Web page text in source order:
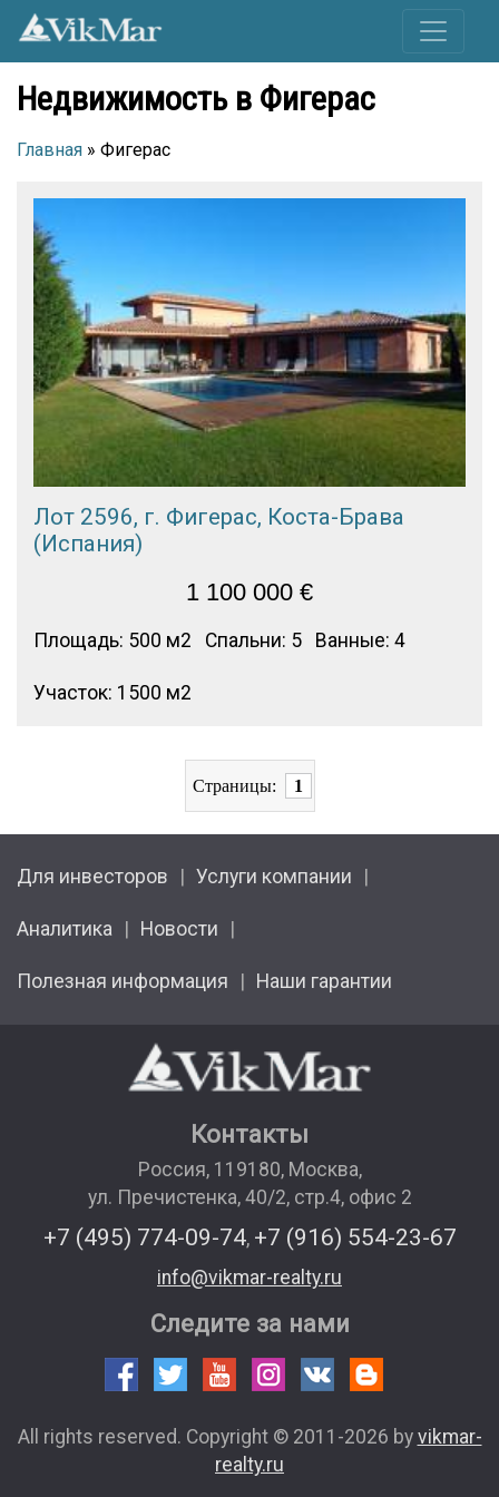
Недвижимость в Фигерас
Главная » Фигерас
Лот 2596, г. Фигерас, Коста-Брава
(Испания)
1 100 000 €
Площадь: 500 м2 Спальни: 5 Ванные: 4
Участок: 1500 м2
Страницы: 1
Для инвесторов Услуги компании
Аналитика Новости
Полезная информация Наши гарантии
Контакты
Россия, 119180, Москва,
ул. Пречистенка, 40/2, стр.4, офис 2
+7 (495) 774-09-74, +7 (916) 554-23-67
info@vikmar-realty.ru
Следите за нами
All rights reserved. Copyright © 2011-2026 by vikmar-
realty.ru